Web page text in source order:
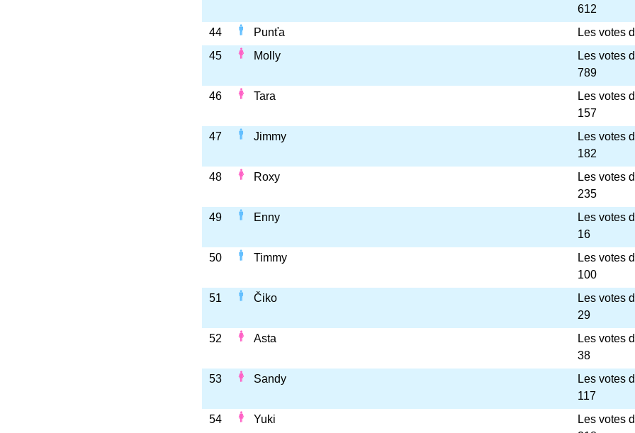
612
44
Punťa
Les votes
45
Molly
Les votes
789
46
Tara
Les votes
157
47
Jimmy
Les votes
182
48
Roxy
Les votes
235
49
Enny
Les votes
16
50
Timmy
Les votes
100
51
Čiko
Les votes
29
52
Asta
Les votes
38
53
Sandy
Les votes
117
54
Yuki
Les votes